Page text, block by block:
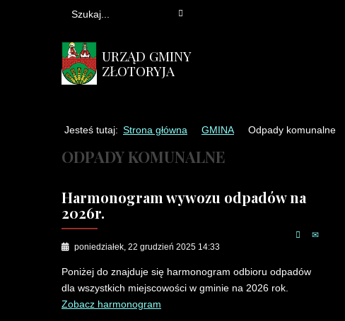
URZĄD GMINY
ZŁOTORYJA
Jesteś tutaj: Strona główna GMINA Odpady komunalne
ODPADY KOMUNALNE
Harmonogram wywozu odpadów na
2026r.
poniedziałek, 22 grudzień 2025 14:33
Poniżej do znajduje się harmonogram odbioru odpadów
dla wszystkich miejscowości w gminie na 2026 rok.
Zobacz harmonogram